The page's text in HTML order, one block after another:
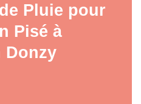
Pluie pour
Pisé à
Donzy